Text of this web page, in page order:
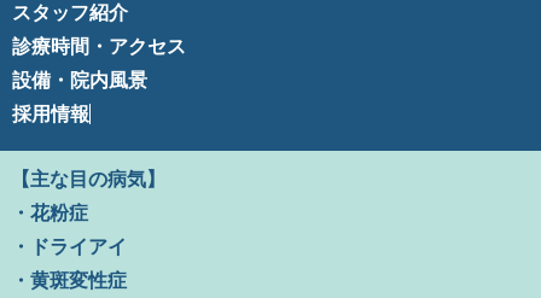
スタッフ紹介
診療時間・アクセス
設備・院内風景
採用情報
【主な目の病気】
・花粉症
・ドライアイ
・黄斑変性症